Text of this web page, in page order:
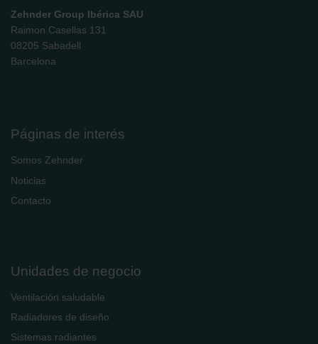
Zehnder Group Ibérica SAU
Raimon Casellas 131
08205 Sabadell
Barcelona
Páginas de interés
Somos Zehnder
Noticias
Contacto
Unidades de negocio
Ventilación saludable
Radiadores de diseño
Sistemas radiantes